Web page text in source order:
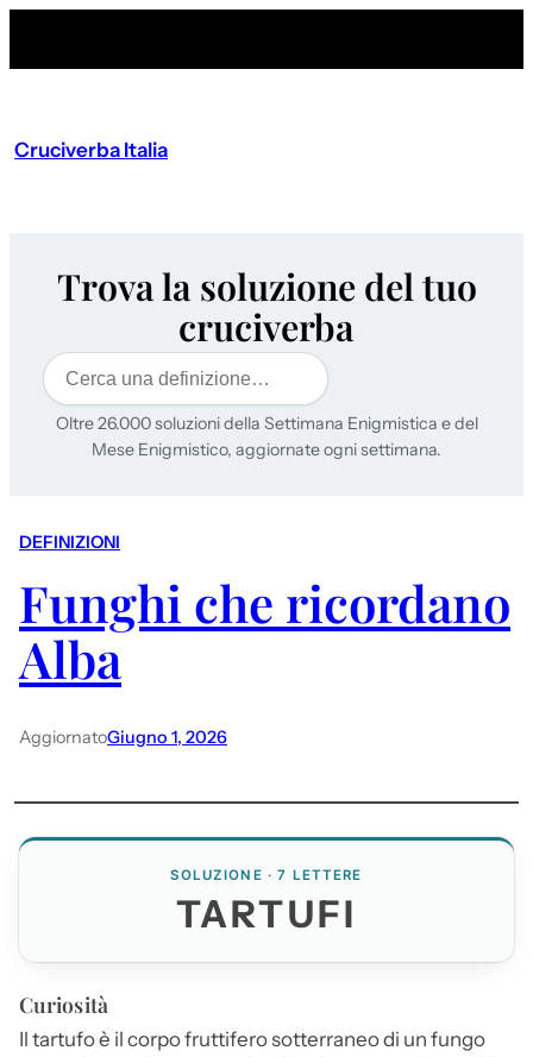
Cruciverba Italia
Trova la soluzione del tuo
cruciverba
Cerca
Oltre 26.000 soluzioni della Settimana Enigmistica e del
Mese Enigmistico, aggiornate ogni settimana.
DEFINIZIONI
Funghi che ricordano
Alba
AggiornatoGiugno 1, 2026
SOLUZIONE · 7 LETTERE
TARTUFI
Curiosità
Il tartufo è il corpo fruttifero sotterraneo di un fungo